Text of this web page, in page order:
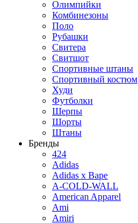
Олимпийки
Комбинезоны
Поло
Рубашки
Свитера
Свитшот
Спортивные штаны
Спортивный костюм
Худи
Футболки
Шерпы
Шорты
Штаны
Бренды
424
Adidas
Adidas x Bape
A-COLD-WALL
American Apparel
Ami
Amiri